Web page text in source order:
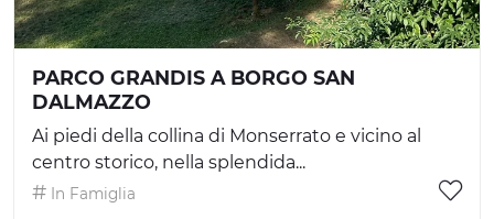
PARCO GRANDIS A BORGO SAN
DALMAZZO
Ai piedi della collina di Monserrato e vicino al
centro storico, nella splendida...
In Famiglia